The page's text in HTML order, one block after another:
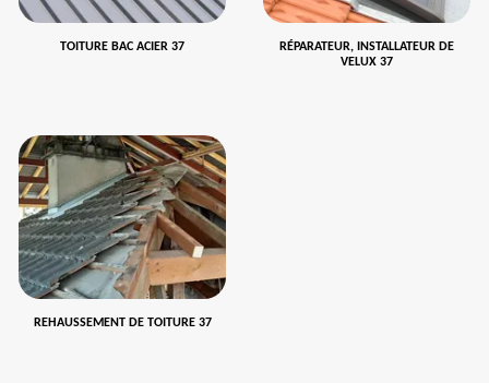
TOITURE BAC ACIER 37
RÉPARATEUR, INSTALLATEUR DE
VELUX 37
REHAUSSEMENT DE TOITURE 37